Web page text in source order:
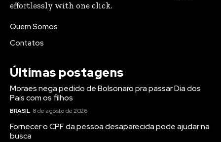
effortlessly with one click.
Quem Somos
Contatos
Últimas postagens
Moraes nega pedido de Bolsonaro pra passar Dia dos
Pais com os filhos
BRASIL 8 de agosto de 2026
Fornecer o CPF da pessoa desaparecida pode ajudar na
busca